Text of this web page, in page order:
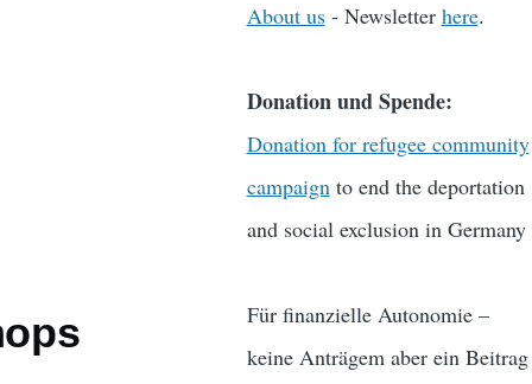
About us- Newsletter here.
Donation und Spende:
Donation for refugee community
campaignto end the deportation
and social exclusion in Germany
Für finanzielle Autonomie –
keine Anträgem aber ein Beitrag